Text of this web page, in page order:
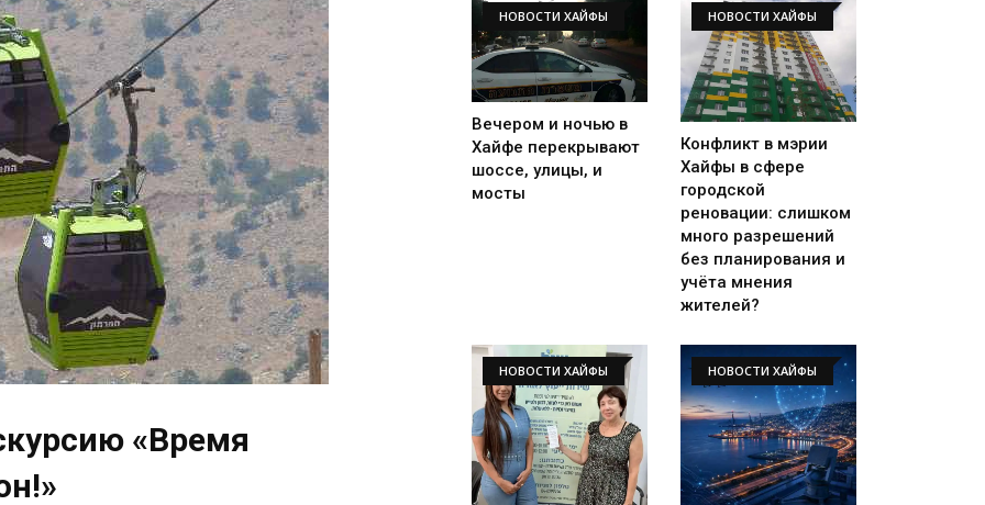
«Время
НОВОСТИ ХАЙФЫ
Вечером и ночью в
Хайфе перекрывают
шоссе, улицы, и
мосты
НОВОСТИ ХАЙФЫ
Конфликт в мэрии
Хайфы в сфере
городской
реновации: слишком
много разрешений
без планирования и
учёта мнения
жителей?
НОВОСТИ ХАЙФЫ НОВОСТИ ХАЙФЫ